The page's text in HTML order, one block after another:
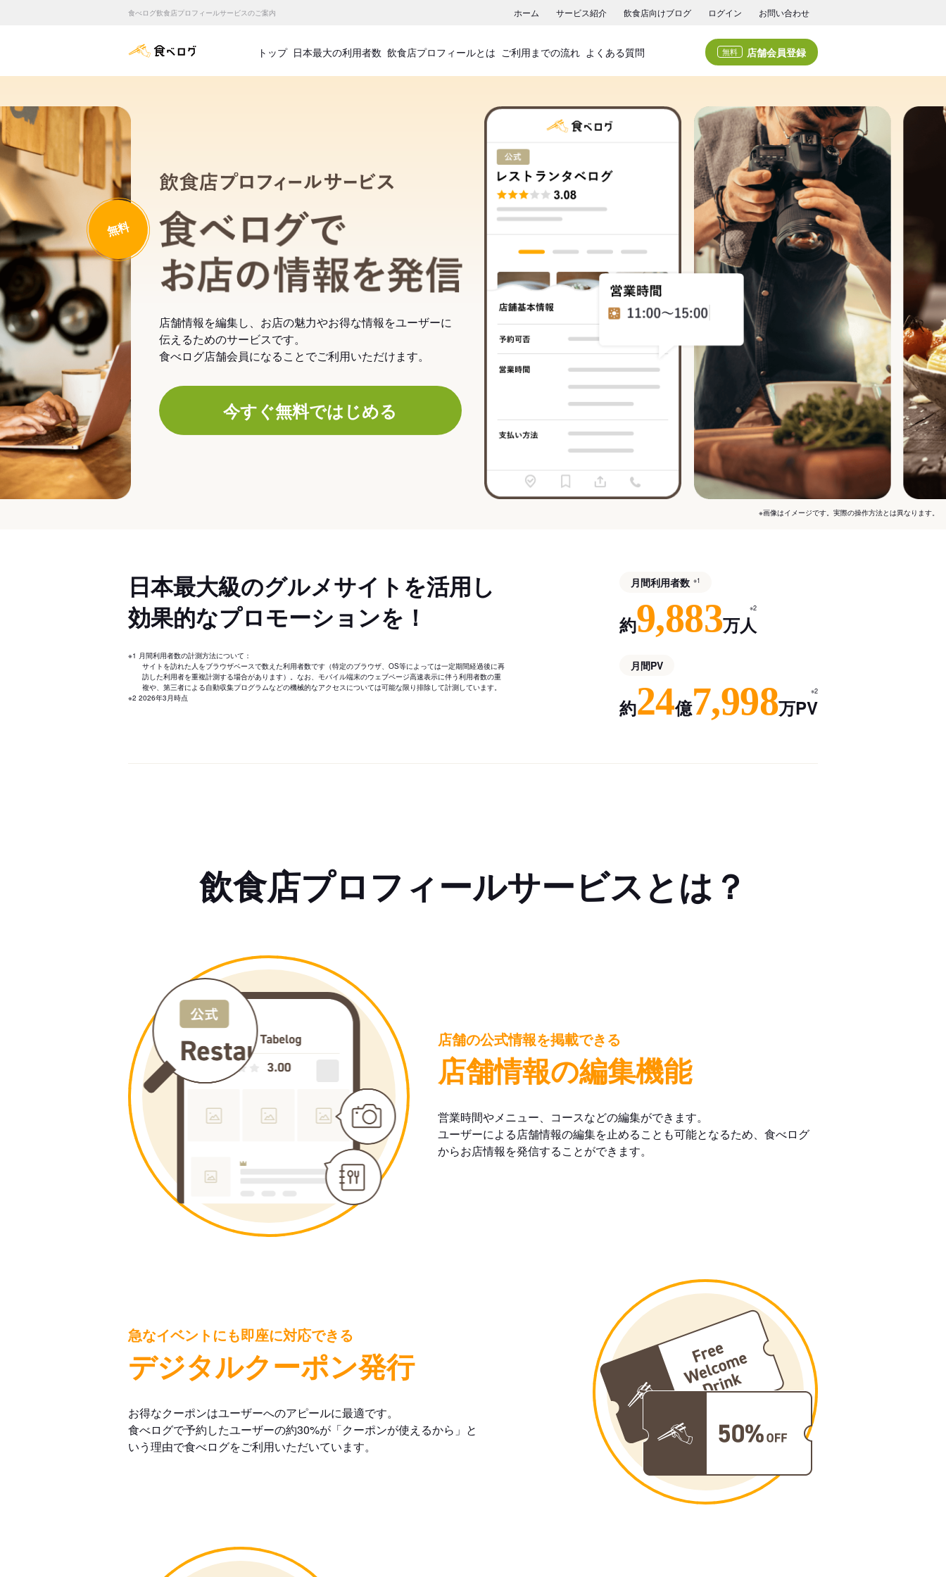
食べログ飲食店プロフィールサービスのご案内 ホーム サービス紹介 飲食店向けブログ ログイン お問い合わせ
食べログ店舗管理画面
トップ 日本最大の利用者数 飲食店プロフィールとは ご利用までの流れ よくある質問 無料 店舗会員登録
店舗向け
食べログ公式LINEアカウント
飲食店プロフィールサービス
食べログでお店の情報を発信
無料
店舗情報を編集し、お店の魅力やお得な情報をユーザーに
伝えるためのサービスです。
食べログ店舗会員になることでご利用いただけます。
今すぐ無料ではじめる
※画像はイメージです。実際の操作方法とは異なります。
日本最大級のグルメサイトを活用し
効果的なプロモーションを！
※1 月間利用者数の計測方法について：
サイトを訪れた人をブラウザベースで数えた利用者数です（特定のブラウザ、OS等によっては一定期間経過後に再
訪した利用者を重複計測する場合があります）。なお、モバイル端末のウェブページ高速表示に伴う利用者数の重
複や、第三者による自動収集プログラムなどの機械的なアクセスについては可能な限り排除して計測しています。
※2 2026年3月時点
月間利用者数 ※1
約9,883万人
※2
月間PV
約24億7,998万PV
※2
飲食店プロフィールサービスとは？
店舗の公式情報を掲載できる
店舗情報の編集機能
営業時間やメニュー、コースなどの編集ができます。
ユーザーによる店舗情報の編集を止めることも可能となるため、食べログ
からお店情報を発信することができます。
急なイベントにも即座に対応できる
デジタルクーポン発行
お得なクーポンはユーザーへのアピールに最適です。
食べログで予約したユーザーの約30%が「クーポンが使えるから」と
いう理由で食べログをご利用いただいています。